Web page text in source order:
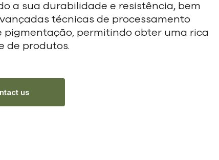
a sua durabilidade e resistência, bem
técnicas de processamento
pigmentação, permitindo obter uma rica
de produtos.
us